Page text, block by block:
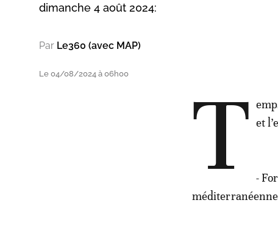
dimanche 4 août 2024:
Par Le360 (avec MAP)
Le 04/08/2024 à 06h00 T et
-